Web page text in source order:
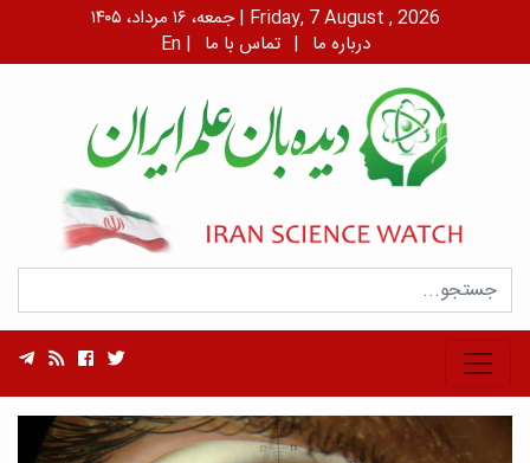
جمعه، ۱۶ مرداد، ۱۴۰۵ | Friday, 7 August , 2026
En | درباره ما | تماس با ما